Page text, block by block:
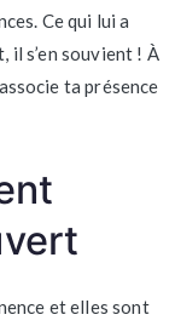
Ce qui lui a
il s’en souvient ! À
ta présence
et elles sont